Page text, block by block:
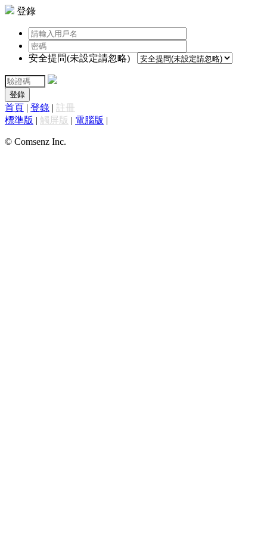
登錄
安全提問(未設定請忽略)
登錄
首頁 | 登錄 | 註冊
標準版 | 觸屏版 | 電腦版 |
© Comsenz Inc.